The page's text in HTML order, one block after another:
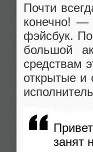
Почти
конечно! —
фэйсбук.
большой
средствам
открытые и
занят